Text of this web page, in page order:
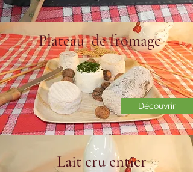
Plateau de fromage
Découvrir
Lait cru entier